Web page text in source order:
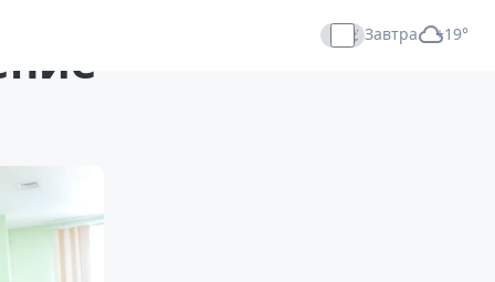
Завтра +19°